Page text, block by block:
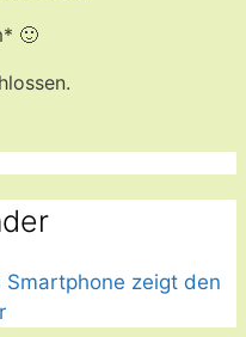
🙂